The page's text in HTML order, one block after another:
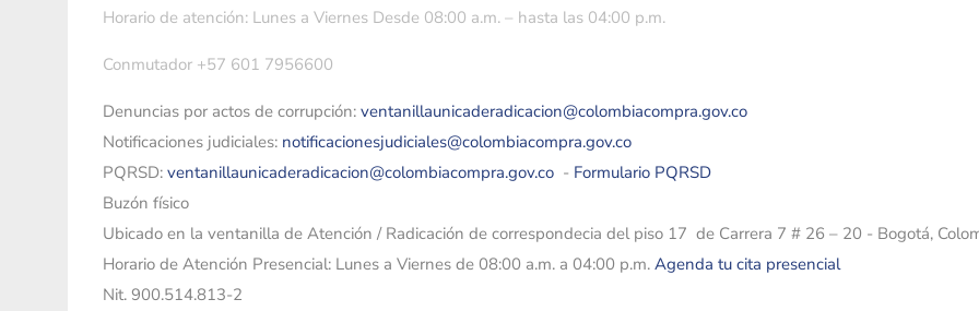
Horario de atención: Lunes a Viernes Desde 08:00 a.m. – hasta las 04:00 p.m.
Conmutador +57 601 7956600
Denuncias por actos de corrupción: ventanillaunicaderadicacion@colombiacompra.gov.co
Notificaciones judiciales: notificacionesjudiciales@colombiacompra.gov.co
PQRSD: ventanillaunicaderadicacion@colombiacompra.gov.co - Formulario PQRSD
Buzón físico
Ubicado en la ventanilla de Atención / Radicación de correspondecia del piso 17 de Carrera 7 # 26 – 20 - Bogotá,
Horario de Atención Presencial: Lunes a Viernes de 08:00 a.m. a 04:00 p.m. Agenda tu cita presencial
Nit. 900.514.813-2